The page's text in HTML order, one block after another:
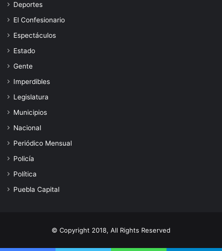
Deportes
El Confesionario
Espectáculos
Estado
Gente
Imperdibles
Legislatura
Municipios
Nacional
Periódico Mensual
Policía
Política
Puebla Capital
© Copyright 2018, All Rights Reserved